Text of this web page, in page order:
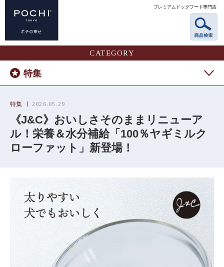
プレミアムドッグフード専門店
CATEGORY
特集
特集 2026.05.29
《J&C》おいしさそのままリニューア
ル！栄養＆水分補給「100％ヤギミルク
ローファット」新登場！